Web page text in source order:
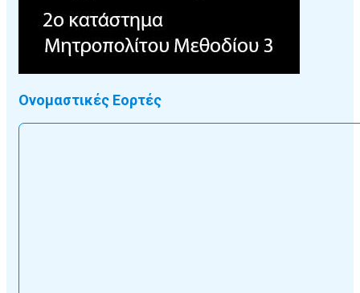
Ονομαστικές Εορτές